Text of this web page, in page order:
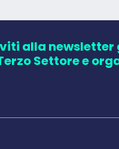
alla
Settore e